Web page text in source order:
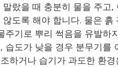
말랐을 때 충분히 물을 주고
않도록 해야 합니다. 물은
주기로 뿌리 썩음을 유발하
습도가 낮을 경우 분무기를
하거나 습기가 과도한 환